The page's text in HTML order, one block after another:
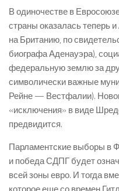
В одиночестве в
страны оказалась теперь
на Британию, по
биографа Аденауэра),
федеральную землю за
символически важные
Рейне — Вестфалии).
«исключения» в виде
предвидится.
Парламентские выборы в
и победа СДПГ будет
всей зоны евро. И тогда